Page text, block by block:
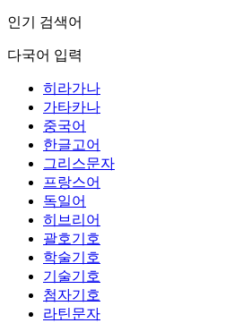
인기 검색어
다국어 입력
히라가나
가타카나
중국어
한글고어
그리스문자
프랑스어
독일어
히브리어
괄호기호
학술기호
기술기호
첨자기호
라틴문자